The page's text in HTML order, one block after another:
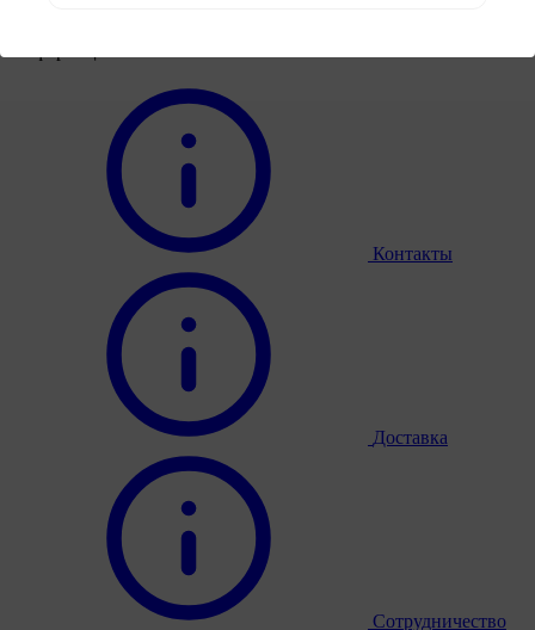
Контакты
Доставка
Сотрудничество